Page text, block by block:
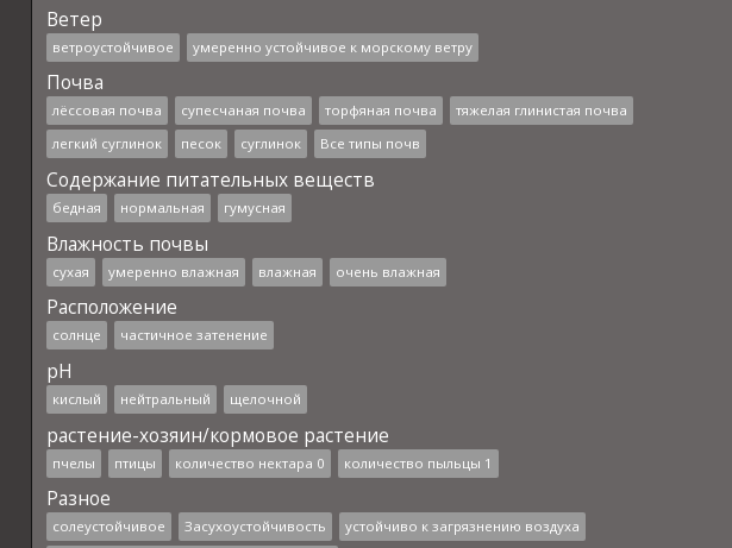
Ветер
ветроустойчивое умеренно устойчивое к морскому ветру
Почва
лёссовая почва супесчаная почва торфяная почва
тяжелая глинистая почва
легкий суглинок
песок суглинок Все типы почв
Содержание питательных веществ
бедная нормальная гумусная
Влажность почвы
сухая умеренно влажная влажная очень влажная
Расположение
солнце частичное затенение
pH
кислый нейтральный щелочной
растение-хозяин/кормовое растение
пчелы птицы количество нектара 0 количество пыльцы 1
Разное
солеустойчивое Засухоустойчивость
устойчиво к загрязнению воздуха